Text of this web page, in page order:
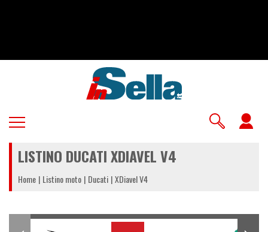
LISTINO DUCATI XDIAVEL V4
Home Listino moto Ducati XDiavel V4